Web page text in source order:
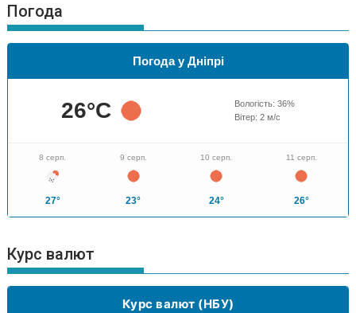
Погода
Погода у Дніпрі
26°C Вологість: 36%
Вітер: 2м/с
8 серп.
27°
9 серп.
23°
10 серп.
24°
11 серп.
26°
Курс валют
Курс валют (НБУ)